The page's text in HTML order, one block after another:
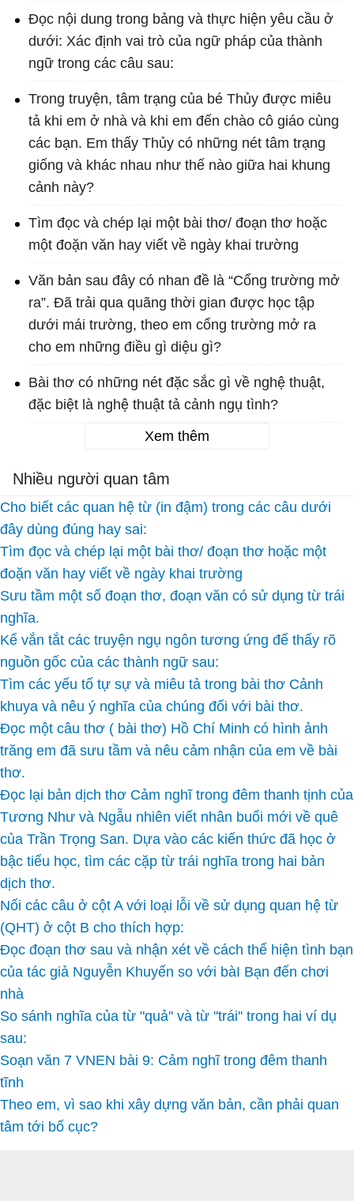
Đọc nội dung trong bảng và thực hiện yêu cầu ở
dưới: Xác định vai trò của ngữ pháp của thành
ngữ trong các câu sau:
Trong truyện, tâm trạng của bé Thủy được miêu
tả khi em ở nhà và khi em đến chào cô giáo cùng
các bạn. Em thấy Thủy có những nét tâm trạng
giống và khác nhau như thế nào giữa hai khung
cảnh này?
Tìm đọc và chép lại một bài thơ/ đoạn thơ hoặc
một đoặn văn hay viết về ngày khai trường
Văn bản sau đây có nhan đề là “Cổng trường mở
ra”. Đã trải qua quãng thời gian được học tập
dưới mái trường, theo em cổng trường mở ra
cho em những điều gì diệu gì?
Bài thơ có những nét đặc sắc gì về nghệ thuật,
đặc biệt là nghệ thuật tả cảnh ngụ tình?
Xem thêm
Nhiều người quan tâm
Cho biết các quan hệ từ (in đậm) trong các câu dưới
đây dùng đúng hay sai:
Tìm đọc và chép lại một bài thơ/ đoạn thơ hoặc một
đoặn văn hay viết về ngày khai trường
Sưu tầm một số đoạn thơ, đoạn văn có sử dụng từ trái
nghĩa.
Kể vắn tắt các truyện ngụ ngôn tương ứng để thấy rõ
nguồn gốc của các thành ngữ sau:
Tìm các yếu tố tự sự và miêu tả trong bài thơ Cảnh
khuya và nêu ý nghĩa của chúng đối với bài thơ.
Đọc một câu thơ ( bài thơ) Hồ Chí Minh có hình ảnh
trăng em đã sưu tầm và nêu cảm nhận của em về bài
thơ.
Đọc lại bản dịch thơ Cảm nghĩ trong đêm thanh tịnh của
Tương Như và Ngẫu nhiên viết nhân buổi mới về quê
của Trần Trọng San. Dựa vào các kiến thức đã học ở
bậc tiểu học, tìm các cặp từ trái nghĩa trong hai bản
dịch thơ.
Nối các câu ở cột A với loại lỗi về sử dụng quan hệ từ
(QHT) ở cột B cho thích hợp:
Đọc đoạn thơ sau và nhận xét về cách thể hiện tình bạn
của tác giả Nguyễn Khuyến so với bàI Bạn đến chơi
nhà
So sánh nghĩa của từ "quả'' và từ ''trái'' trong hai ví dụ
sau:
Soạn văn 7 VNEN bài 9: Cảm nghĩ trong đêm thanh
tĩnh
Theo em, vì sao khi xây dựng văn bản, cần phải quan
tâm tới bố cục?